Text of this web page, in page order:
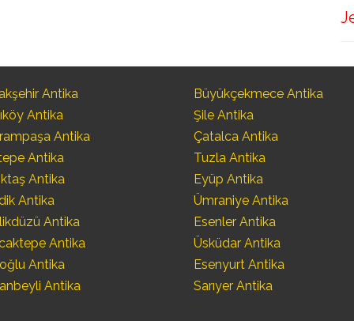
Antika
Antika
Antika
Antika
Antika
Antika
Antika
Antika
Antika
Antika
Büyükçekmece Antika
Şile Antika
Çatalca Antika
Tuzla Antika
Eyüp Antika
Ümraniye Antika
Esenler Antika
Üsküdar Antika
Esenyurt Antika
Sarıyer Antika